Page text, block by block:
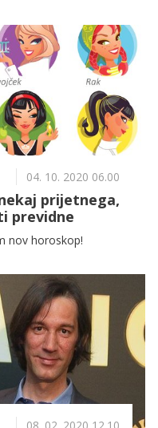
zanemarimo tisto,
je včasih v
zgodba o
04. 10. 2020 06.00
prijetnega,
previdne
nov horoskop!
08. 02. 2020 12.10